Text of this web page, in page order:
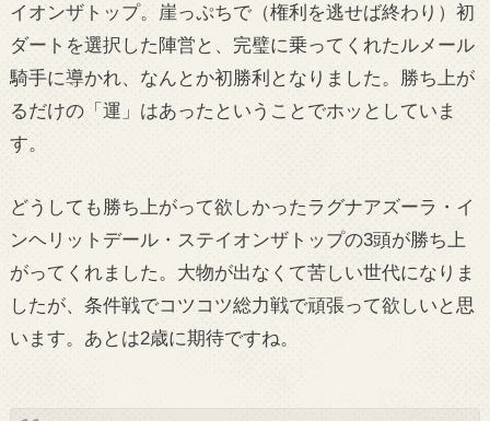
イオンザトップ。崖っぷちで（権利を逃せば終わり）初
ダートを選択した陣営と、完璧に乗ってくれたルメール
騎手に導かれ、なんとか初勝利となりました。勝ち上が
るだけの「運」はあったということでホッとしていま
す。
どうしても勝ち上がって欲しかったラグナアズーラ・イ
ンヘリットデール・ステイオンザトップの3頭が勝ち上
がってくれました。大物が出なくて苦しい世代になりま
したが、条件戦でコツコツ総力戦で頑張って欲しいと思
います。あとは2歳に期待ですね。